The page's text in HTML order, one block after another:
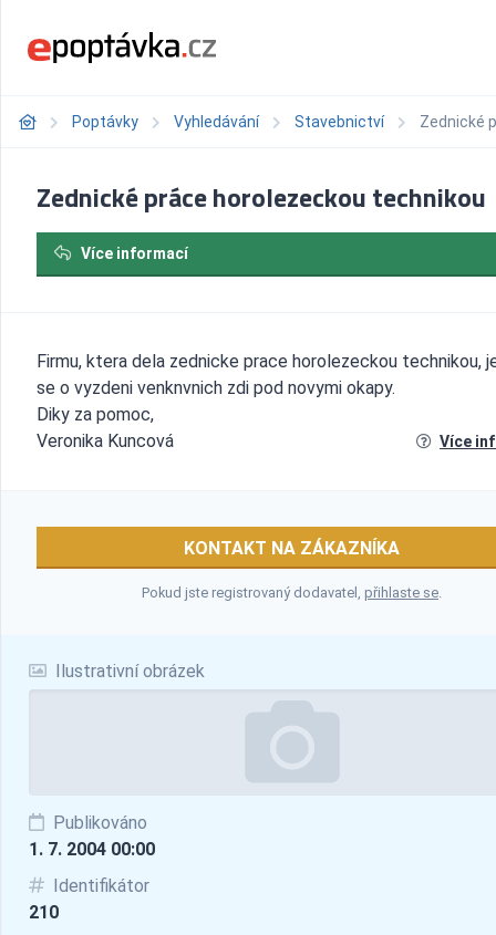
Poptávky Vyhledávání Stavebnictví Zednické
Ilustrativní obrázek
Publikováno
1. 7. 2004 00:00
Identifikátor
210
Zednické práce horolezeckou technikou
Více informací
Firmu, ktera dela zednicke prace horolezeckou technikou,
se o vyzdeni venknvnich zdi pod novymi okapy.
Diky za pomoc,
Veronika Kuncová
Více
KONTAKT NA ZÁKAZNÍKA
Pokud jste registrovaný dodavatel, přihlaste se.